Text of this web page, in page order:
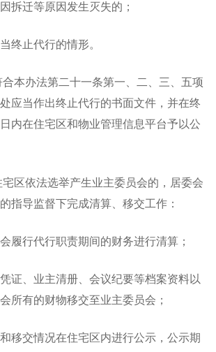
迁等原因发生灭失的；
止代行的情形。
办法第二十一条第一、二、三、五项
应当作出终止代行的书面文件，并在终
内在住宅区和物业管理信息平台予以公
依法选举产生业主委员会的，居委会
指导监督下完成清算、移交工作：
行代行职责期间的财务进行清算；
、业主清册、会议纪要等档案资料以
所有的财物移交至业主委员会；
交情况在住宅区内进行公示，公示期